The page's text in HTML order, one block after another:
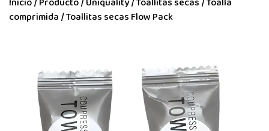
comprimida /Toallitas secas Flow Pack